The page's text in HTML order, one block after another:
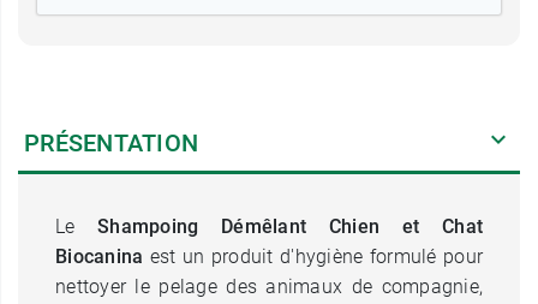
PRÉSENTATION
LeShampoing Démêlant Chien et Chat
Biocanina est un produit d'hygiène formulé pour
nettoyer le pelage des animaux de compagnie,